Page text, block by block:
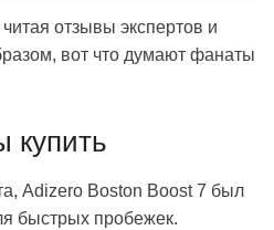
отзывы экспертов и
вот что думают фанаты
купить
Adizero Boston Boost 7 был
быстрых пробежек.